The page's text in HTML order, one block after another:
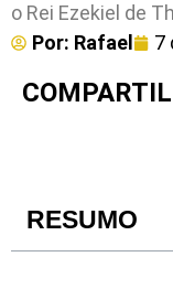
o Rei Ezekiel de
Por: Rafael 7
RESUMO